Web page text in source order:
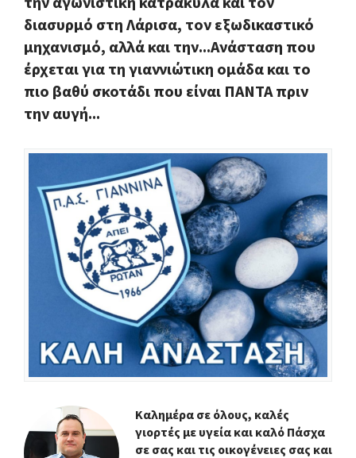
διασυρμό στη Λάρισα, τον εξωδικαστικό
μηχανισμό, αλλά και την...Ανάσταση που
έρχεται για τη γιαννιώτικη ομάδα και το
πιο βαθύ σκοτάδι που είναι ΠΑΝΤΑ πριν
την αυγή...
Καλημέρα σε όλους, καλές
γιορτές με υγεία και καλό Πάσχα
σε σας και τις οικογένειες σας και